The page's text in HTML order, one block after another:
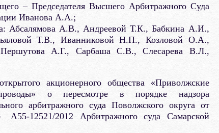
Суд
– Председателя Высшего Арбитражного Суда
Иванова А.А.;
Абсалямова А.В., Андреевой Т.К., Бабкина А.И.,
Т.В., Иванниковой Н.П., Козловой О.А.,
А.Г., Сарбаша С.В., Слесарева В.Л.,
акционерного общества «Приволжские
о пересмотре в порядке надзора
арбитражного суда Поволжского округа от
12521/2012 Арбитражного суда Самарской